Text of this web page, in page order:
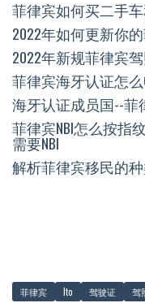
菲律宾如何买二手
2022年如何更新你
2022年新规菲律宾
菲律宾海牙认证怎
海牙认证成员国--菲
菲律宾NBI怎么按指
需要NBI
解析菲律宾移民的种
菲律宾 lto 驾驶证 驾